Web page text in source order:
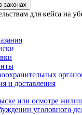
законах
и доставления
или осмотре
уголовного